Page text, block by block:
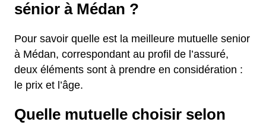
sénior à Médan ?
Pour savoir quelle est la meilleure mutuelle senior
à Médan, correspondant au profil de l’assuré,
deux éléments sont à prendre en considération :
le prix et l’âge.
Quelle mutuelle choisir selon